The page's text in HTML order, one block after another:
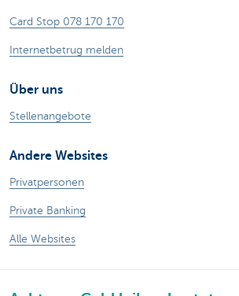
Card Stop 078 170 170
Internetbetrug melden
Über uns
Stellenangebote
Andere Websites
Privatpersonen
Private Banking
Alle Websites